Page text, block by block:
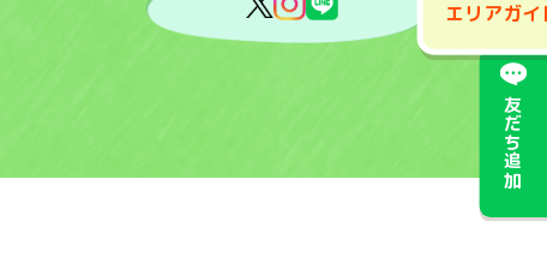
エリアガイ
友だち追加